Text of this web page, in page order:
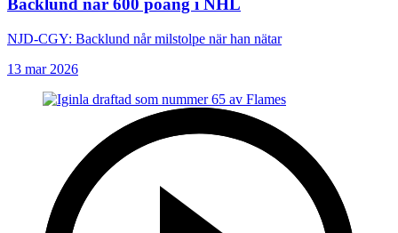
Backlund når 600 poäng i NHL
NJD-CGY: Backlund når milstolpe när han nätar
13 mar 2026